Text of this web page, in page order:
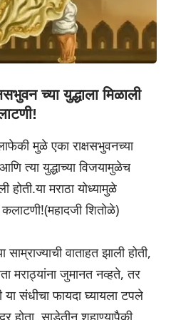
च्या युद्धाला मिळाली
मुळे एका राक्षसभुवनच्या
त्या युद्धाच्या विजयामुळेच
मराठा योध्यामुळे
कलाटणी!(महादजी शितोळे)
साम्राज्याची वाताहत झाली होती,
मराठ्यांना जुमानत नव्हते, तर
संधीचा फायदा घ्यायला टपले
होता, साडेतीन शहाण्यापैकी